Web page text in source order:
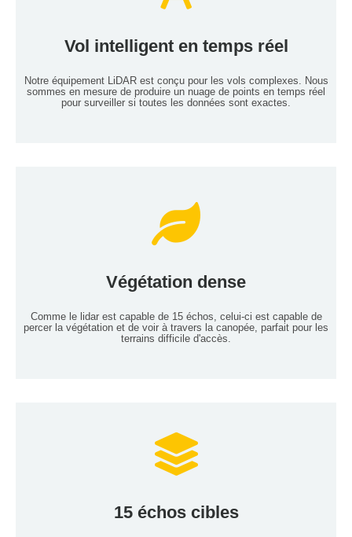
Vol intelligent en temps réel
Notre équipement LiDAR est conçu pour les vols complexes. Nous
sommes en mesure de produire un nuage de points en temps réel
pour surveiller si toutes les données sont exactes.
Services de cartographie LiDAR
Végétation dense
Comme le lidar est capable de 15 échos, celui-ci est capable de
percer la végétation et de voir à travers la canopée, parfait pour les
terrains difficile d'accès.
Services de cartographie LiDAR
15 échos cibles